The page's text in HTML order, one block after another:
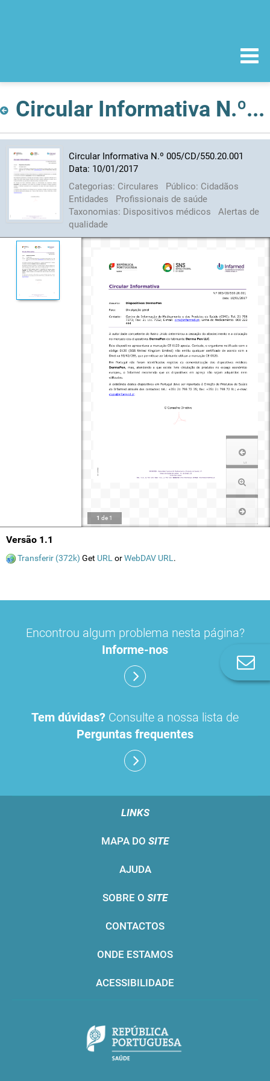
Circular Informativa N.º 005/CD/550.20.001 Data: 10/01/2017
Circular Informativa N.º 005/CD/550.20.001
Data: 10/01/2017
Categorias: Circulares Público: Cidadãos
Entidades
Profissionais de saúde
Taxonomias: Dispositivos médicos
Alertas de
qualidade
1 de 1
Versão 1.1
Transferir (372k) Get URL orWebDAV URL .
Encontrou algum problema nesta página?
Informe-nos
Tem dúvidas? Consulte a nossa lista de
Perguntas frequentes
LINKS
MAPA DO SITE
AJUDA
SOBRE O SITE
CONTACTOS
ONDE ESTAMOS
ACESSIBILIDADE